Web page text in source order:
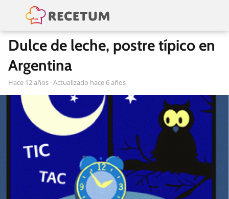
Dulce de leche, postre típico en
Argentina
hace 12 años · Actualizado hace 6 años